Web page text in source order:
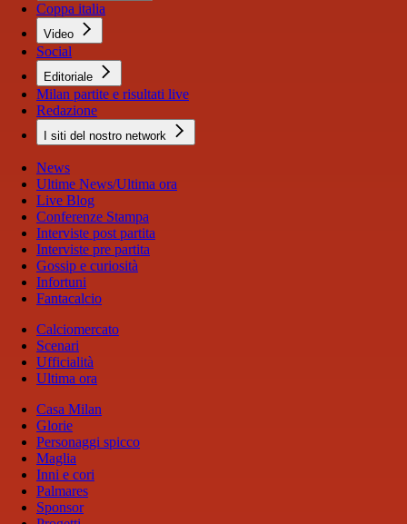
Coppa italia
Video
Social
Editoriale
Milan partite e risultati live
Redazione
I siti del nostro network
News
Ultime News/Ultima ora
Live Blog
Conferenze Stampa
Interviste post partita
Interviste pre partita
Gossip e curiosità
Infortuni
Fantacalcio
Calciomercato
Scenari
Ufficialità
Ultima ora
Casa Milan
Glorie
Personaggi spicco
Maglia
Inni e cori
Palmares
Sponsor